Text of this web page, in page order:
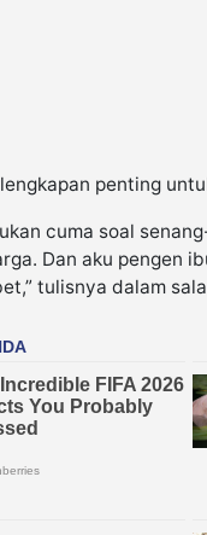
penting
cuma soal
Dan aku pengen
tulisnya dalam